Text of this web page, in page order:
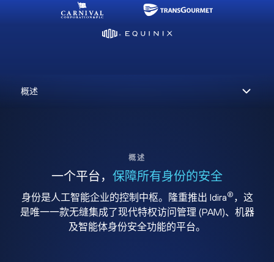
概述
一个平台， 保障所有身份的安全
身份是人工智能企业的控制中枢。隆重推出 Idira® ，这
是唯一一款无缝集成了现代特权访问管理 (PAM)、机器
及智能体身份安全功能的平台。